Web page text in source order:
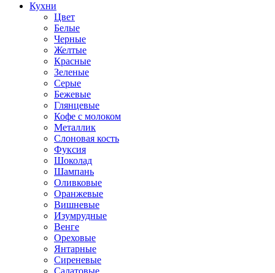
Кухни
Цвет
Белые
Черные
Желтые
Красные
Зеленые
Серые
Бежевые
Глянцевые
Кофе с молоком
Металлик
Слоновая кость
Фуксия
Шоколад
Шампань
Оливковые
Оранжевые
Вишневые
Изумрудные
Венге
Ореховые
Янтарные
Сиреневые
Салатовые